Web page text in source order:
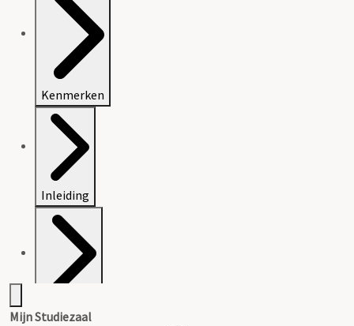
Kenmerken
Inleiding
Mijn Studiezaal